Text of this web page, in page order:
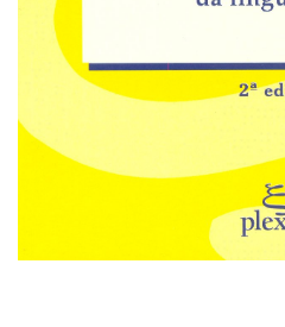
(23)
Comportamento
(232)
(226)